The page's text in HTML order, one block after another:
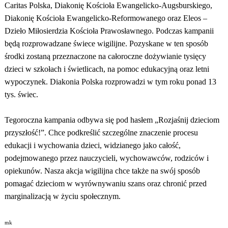
Caritas Polska, Diakonię Kościoła Ewangelicko-Augsburskiego,
Diakonię Kościoła Ewangelicko-Reformowanego oraz Eleos –
Dzieło Miłosierdzia Kościoła Prawosławnego. Podczas kampanii
będą rozprowadzane świece wigilijne. Pozyskane w ten sposób
środki zostaną przeznaczone na całoroczne dożywianie tysięcy
dzieci w szkołach i świetlicach, na pomoc edukacyjną oraz letni
wypoczynek. Diakonia Polska rozprowadzi w tym roku ponad 13
tys. świec.
Tegoroczna kampania odbywa się pod hasłem „Rozjaśnij dzieciom
przyszłość!”. Chce podkreślić szczególne znaczenie procesu
edukacji i wychowania dzieci, widzianego jako całość,
podejmowanego przez nauczycieli, wychowawców, rodziców i
opiekunów. Nasza akcja wigilijna chce także na swój sposób
pomagać dzieciom w wyrównywaniu szans oraz chronić przed
marginalizacją w życiu społecznym.
mk